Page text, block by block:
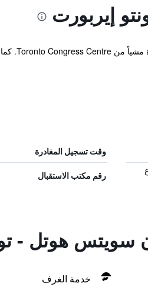
إيربورت
وقت تسجيل المغادرة
رقم مكتب الاستقبال
سويتس هوتل -
خدمة الغرف